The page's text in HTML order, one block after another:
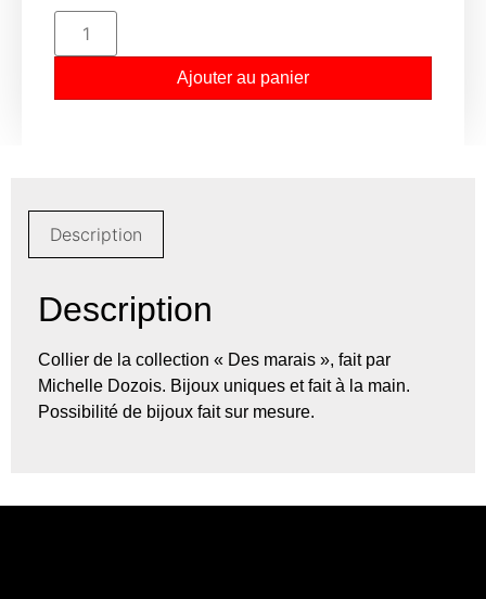
Ajouter au panier
Description
Description
Collier de la collection « Des marais », fait par
Michelle Dozois. Bijoux uniques et fait à la main.
Possibilité de bijoux fait sur mesure.